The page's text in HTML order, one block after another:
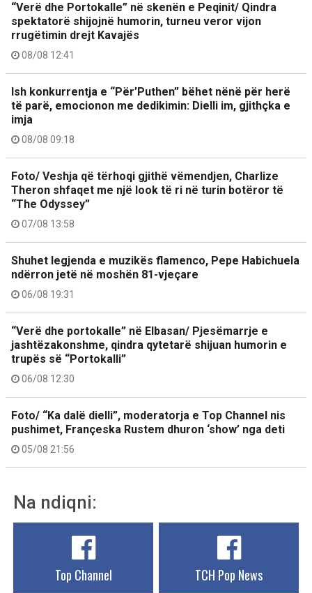
“Verë dhe Portokalle” në skenën e Peqinit/ Qindra
spektatorë shijojnë humorin, turneu veror vijon
rrugëtimin drejt Kavajës
08/08 12:41
Ish konkurrentja e “Për’Puthen” bëhet nënë për herë
të parë, emocionon me dedikimin: Dielli im, gjithçka e
imja
08/08 09:18
Foto/ Veshja që tërhoqi gjithë vëmendjen, Charlize
Theron shfaqet me një look të ri në turin botëror të
“The Odyssey”
07/08 13:58
Shuhet legjenda e muzikës flamenco, Pepe Habichuela
ndërron jetë në moshën 81-vjeçare
06/08 19:31
“Verë dhe portokalle” në Elbasan/ Pjesëmarrje e
jashtëzakonshme, qindra qytetarë shijuan humorin e
trupës së “Portokalli”
06/08 12:30
Foto/ “Ka dalë dielli”, moderatorja e Top Channel nis
pushimet, Françeska Rustem dhuron ‘show’ nga deti
05/08 21:56
Na ndiqni:
Top Channel TCH Pop News